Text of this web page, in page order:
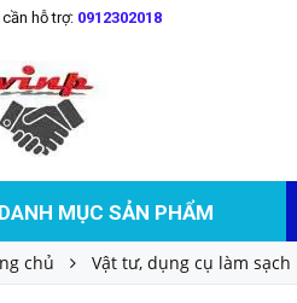
hỗ trợ: 0912302018
DANH MỤC SẢN PHẨM
chủ Vật tư, dụng cụ làm sạch
Chén cước sợi xoắn Osborn